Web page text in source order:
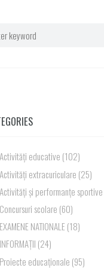
Activități educative (102)
Activități extracuriculare (25)
Activități și performanțe sportive
Concursuri scolare (60)
EXAMENE NATIONALE (18)
INFORMAȚII (24)
Proiecte educaționale (95)